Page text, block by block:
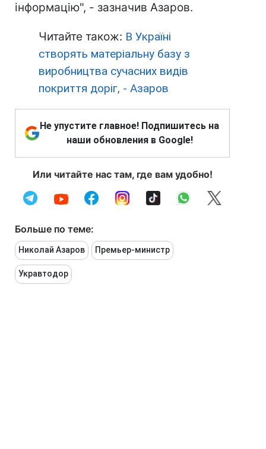
інформацію", - зазначив Азаров.
Читайте також: В Україні
створять матеріальну базу з
виробництва сучасних видів
покриття доріг, - Азаров
Не упустите главное! Подпишитесь на
наши обновления в Google!
Или читайте нас там, где вам удобно!
Больше по теме:
Николай Азаров Премьер-министр
Укравтодор